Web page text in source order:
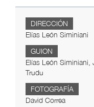
DIRECCIÓN
Elías León Siminiani
GUION
Elías León Siminiani,
Trudu
FOTOGRAFÍA
David Correa